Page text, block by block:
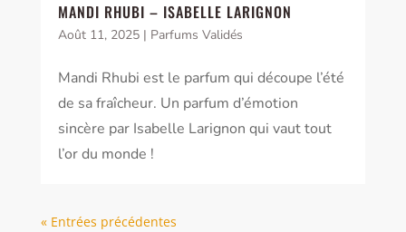
MANDI RHUBI – ISABELLE LARIGNON
Août 11, 2025| Parfums Validés
Mandi Rhubi est le parfum qui découpe l’été
de sa fraîcheur. Un parfum d’émotion
sincère par Isabelle Larignon qui vaut tout
l’or du monde !
« Entrées précédentes